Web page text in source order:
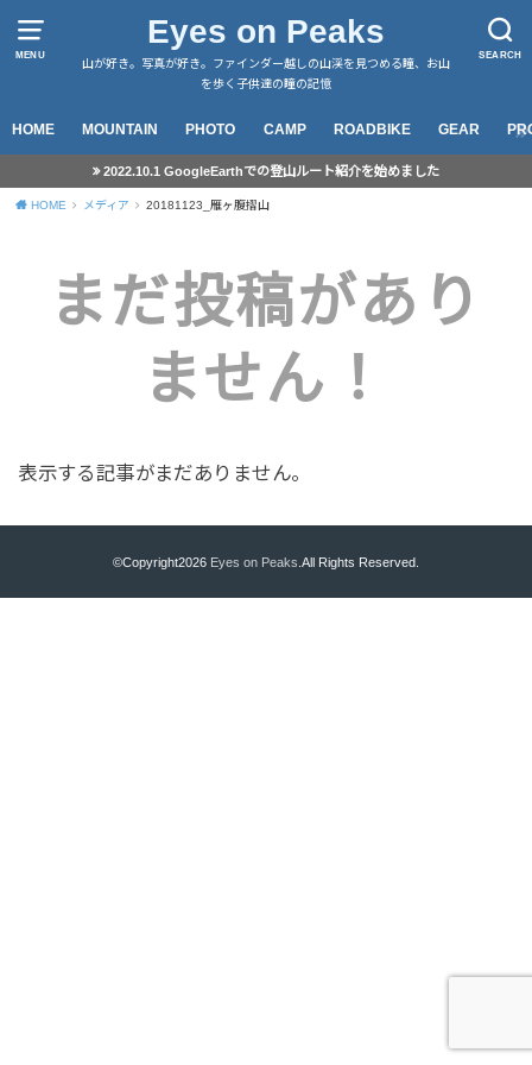
MENU SEARCH
Eyes on Peaks
山が好き。写真が好き。ファインダー越しの山渓を見つめる瞳、お山
を歩く子供達の瞳の記憶
HOME MOUNTAIN PHOTO CAMP ROADBIKE GEAR
2022.10.1 GoogleEarthでの登山ルート紹介を始めました
HOME メディア 20181123_雁ヶ腹摺山
まだ投稿があり
ません！
表示する記事がまだありません。
©Copyright2026 Eyes on Peaks .All Rights Reserved.